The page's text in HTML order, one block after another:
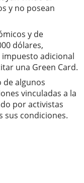
y no posean
y de
dólares,
adicional
una Green Card.
de algunos
vinculadas a la
por activistas
sus condiciones.